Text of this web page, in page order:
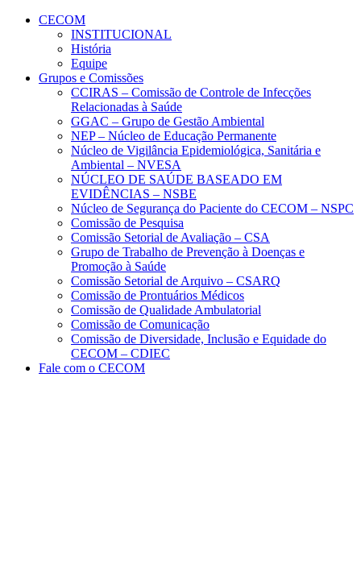
Conteúdo principal
CECOM
INSTITUCIONAL
História
Equipe
Grupos e Comissões
CCIRAS – Comissão de Controle de Infecções
Relacionadas à Saúde
GGAC – Grupo de Gestão Ambiental
NEP – Núcleo de Educação Permanente
Núcleo de Vigilância Epidemiológica, Sanitária e
Ambiental – NVESA
NÚCLEO DE SAÚDE BASEADO EM
EVIDÊNCIAS – NSBE
Núcleo de Segurança do Paciente do CECOM – NSPC
Comissão de Pesquisa
Comissão Setorial de Avaliação – CSA
Grupo de Trabalho de Prevenção à Doenças e
Promoção à Saúde
Comissão Setorial de Arquivo – CSARQ
Comissão de Prontuários Médicos
Comissão de Qualidade Ambulatorial
Comissão de Comunicação
Comissão de Diversidade, Inclusão e Equidade do
CECOM – CDIEC
Fale com o CECOM